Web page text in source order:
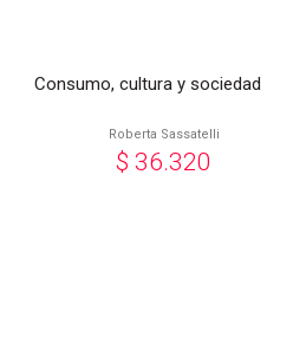
Consumo, cultura y sociedad
Roberta Sassatelli
$ 36.320